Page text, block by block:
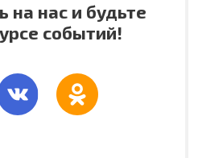
на нас и будьте
событий!